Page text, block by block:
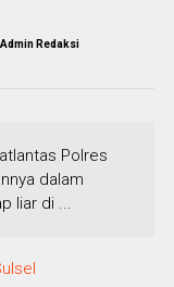
Admin Redaksi
Polres
dalam
liar di ...